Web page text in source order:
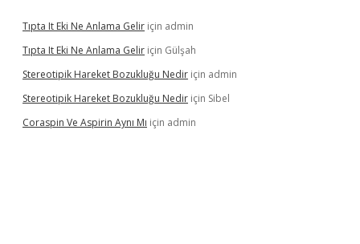
Tıpta It Eki Ne Anlama Gelir için admin
Tıpta It Eki Ne Anlama Gelir için Gülşah
Stereotipik Hareket Bozukluğu Nedir için admin
Stereotipik Hareket Bozukluğu Nedir için Sibel
Coraspin Ve Aspirin Aynı Mı için admin